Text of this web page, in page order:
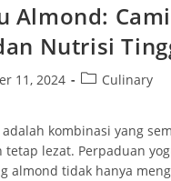
Almond:
Nutrisi
11, 2024
PostCulinary
kombinasi yang
lezat. Perpaduan
almond tidak hanya